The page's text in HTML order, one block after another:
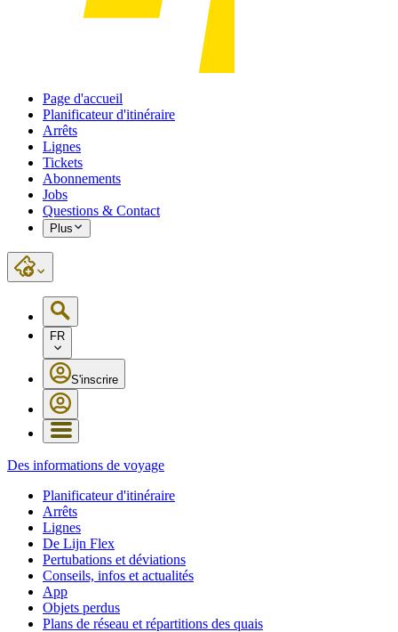
Page d'accueil
Planificateur d'itinéraire
Arrêts
Lignes
Tickets
Abonnements
Jobs
Questions & Contact
Plus
FR
S'inscrire
Des informations de voyage
Planificateur d'itinéraire
Arrêts
Lignes
De Lijn Flex
Pertubations et déviations
Conseils, infos et actualités
App
Objets perdus
Plans de réseau et répartitions des quais